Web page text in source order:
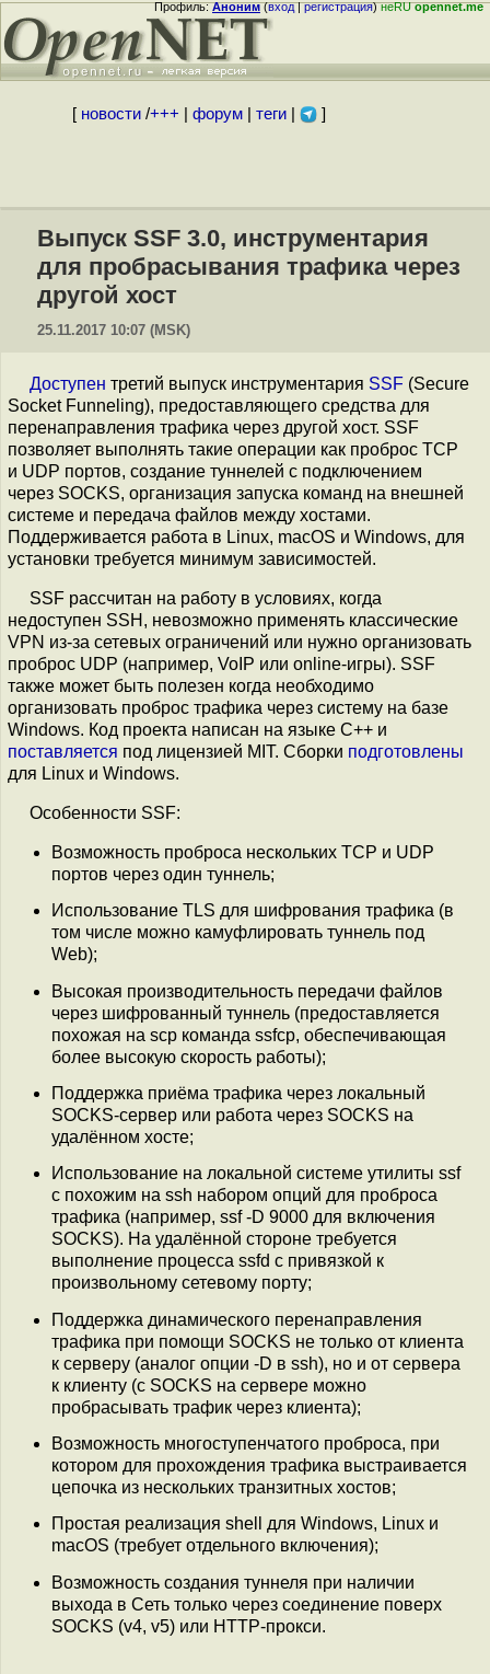
Профиль:Аноним(вход|регистрация)неRUopennet.me
[ новости/+++ форум| теги| ]
Выпуск SSF 3.0, инструментария
для пробрасывания трафика через
другой хост
25.11.2017 10:07 (MSK)
Доступен третий выпуск инструментария SSF (Secure
Socket Funneling), предоставляющего средства для
перенаправления трафика через другой хост. SSF
позволяет выполнять такие операции как проброс TCP
и UDP портов, создание туннелей с подключением
через SOCKS, организация запуска команд на внешней
системе и передача файлов между хостами.
Поддерживается работа в Linux, macOS и Windows, для
установки требуется минимум зависимостей.
SSF рассчитан на работу в условиях, когда
недоступен SSH, невозможно применять классические
VPN из-за сетевых ограничений или нужно организовать
проброс UDP (например, VoIP или online-игры). SSF
также может быть полезен когда необходимо
организовать проброс трафика через систему на базе
Windows. Код проекта написан на языке C++ и
поставляется под лицензией MIT. Сборки подготовлены
для Linux и Windows.
Особенности SSF:
Возможность проброса нескольких TCP и UDP
портов через один туннель;
Использование TLS для шифрования трафика (в
том числе можно камуфлировать туннель под
Web);
Высокая производительность передачи файлов
через шифрованный туннель (предоставляется
похожая на scp команда ssfcp, обеспечивающая
более высокую скорость работы);
Поддержка приёма трафика через локальный
SOCKS-сервер или работа через SOCKS на
удалённом хосте;
Использование на локальной системе утилиты ssf
с похожим на ssh набором опций для проброса
трафика (например, ssf -D 9000 для включения
SOCKS). На удалённой стороне требуется
выполнение процесса ssfd с привязкой к
произвольному сетевому порту;
Поддержка динамического перенаправления
трафика при помощи SOCKS не только от клиента
к серверу (аналог опции -D в ssh), но и от сервера
к клиенту (с SOCKS на сервере можно
пробрасывать трафик через клиента);
Возможность многоступенчатого проброса, при
котором для прохождения трафика выстраивается
цепочка из нескольких транзитных хостов;
Простая реализация shell для Windows, Linux и
macOS (требует отдельного включения);
Возможность создания туннеля при наличии
выхода в Сеть только через соединение поверх
SOCKS (v4, v5) или HTTP-прокси.